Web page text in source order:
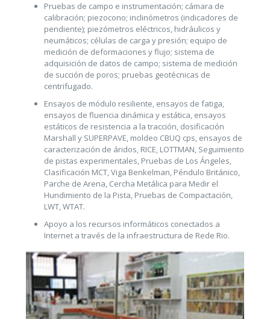
Pruebas de campo e instrumentación; cámara de
calibración; piezocono; inclinómetros (indicadores de
pendiente); piezómetros eléctricos, hidráulicos y
neumáticos; células de carga y presión; equipo de
medición de deformaciones y flujo; sistema de
adquisición de datos de campo; sistema de medición
de succión de poros; pruebas geotécnicas de
centrifugado.
Ensayos de módulo resiliente, ensayos de fatiga,
ensayos de fluencia dinámica y estática, ensayos
estáticos de resistencia a la tracción, dosificación
Marshall y SUPERPAVE, moldeo CBUQ cps, ensayos de
caracterización de áridos, RICE, LOTTMAN, Seguimiento
de pistas experimentales, Pruebas de Los Ángeles,
Clasificación MCT, Viga Benkelman, Péndulo Británico,
Parche de Arena, Cercha Metálica para Medir el
Hundimiento de la Pista, Pruebas de Compactación,
LWT, WTAT.
Apoyo a los recursos informáticos conectados a
Internet a través de la infraestructura de Rede Rio.